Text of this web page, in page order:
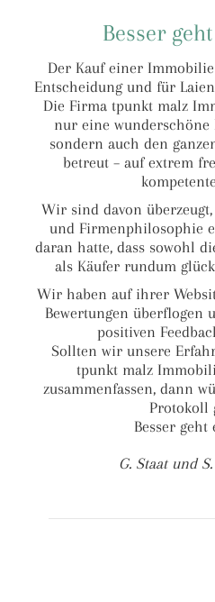
Besser
Der Kauf einer
Entscheidung und für
Die Firma tpunkt malz
nur eine
sondern auch den
betreut – auf extrem
Wir sind davon
und Firmenphilosophie
daran hatte, dass sowohl
als Käufer rundum
Wir haben auf ihrer
Bewertungen überflogen
positiven
Sollten wir unsere
tpunkt malz
zusammenfassen, dann
Protokoll
Besser geht
G. Staat und